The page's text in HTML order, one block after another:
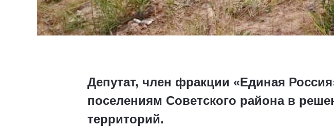
Депутат, член фракции «Единая
поселениям Советского района в
территорий.